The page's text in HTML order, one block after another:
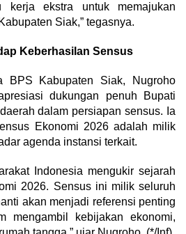
ekstra untuk memajukan
Siak,” tegasnya.
Keberhasilan Sensus
BPS Kabupaten Siak, Nugroho
dukungan penuh Bupati
dalam persiapan sensus. Ia
Ekonomi 2026 adalah milik
agenda instansi terkait.
Indonesia mengukir sejarah
2026. Sensus ini milik seluruh
akan menjadi referensi penting
mengambil kebijakan ekonomi,